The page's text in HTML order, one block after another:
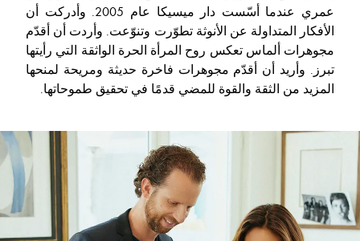
عمري عندما أسّست دار ميسيكا عام 2005. وأدركت أن
الأفكار المتداولة عن الأنوثة تطوّرت وتنوّعت. وأردت أن أقدّم
مجوهرات ألماس تعكس روح المرأة الحرة الواثقة التي رأيتها
تبرز. وأريد أن أقدّم مجوهرات فاخرة حديثة ومريحة لمنحها
المزيد من الثقة والقوة للمضي قدمًا في تحقيق طموحاتها.